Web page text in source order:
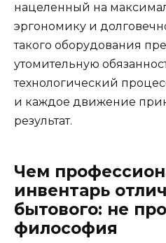
нацеленный на
эргономику и
такого оборудования
утомительную
технологический
и каждое движение
результат.
Чем
инвентарь
бытового: не
философия